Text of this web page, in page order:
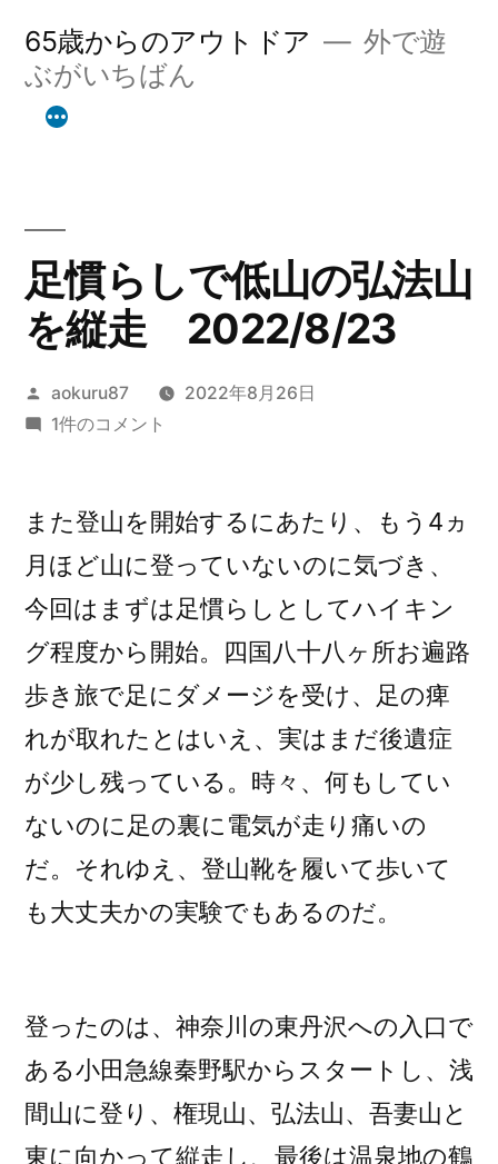
65歳からのアウトドア
外で遊
ぶがいちばん
足慣らしで低山の弘法山
を縦走 2022/8/23
投
稿
aokuru87
2022年8月26日
足
し
低
山
の
法
山
縦
走
2022/8/23
の
1件のコメント
また登山を開始するにあたり、もう4ヵ
月ほど山に登っていないのに気づき、
今回はまずは足慣らしとしてハイキン
グ程度から開始。四国八十八ヶ所お遍路
歩き旅で足にダメージを受け、足の痺
れが取れたとはいえ、実はまだ後遺症
が少し残っている。時々、何もしてい
ないのに足の裏に電気が走り痛いの
だ。それゆえ、登山靴を履いて歩いて
も大丈夫かの実験でもあるのだ。
登ったのは、神奈川の東丹沢への入口で
ある小田急線秦野駅からスタートし、浅
間山に登り、権現山、弘法山、吾妻山と
東に向かって縦走し、最後は温泉地の鶴